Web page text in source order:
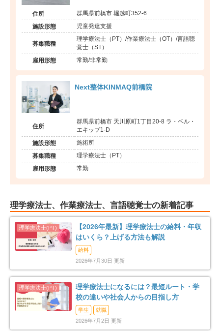
住所 群馬県前橋市 堀越町352-6
施設形態 児童発達支援
募集職種
理学療法士（PT）/作業療法士（OT）/言語聴
覚士（ST）
雇用形態 常勤/非常勤
Next整体KINMAQ前橋院
住所
群馬県前橋市 天川原町1丁目20-8 ラ・ベル・
エキップ1-D
施設形態 施術所
募集職種 理学療法士（PT）
雇用形態 常勤
理学療法士、作業療法士、言語聴覚士の新着記事
【2026年最新】理学療法士の給料・年収
はいくら？上げる方法も解説
給料
2026年7月30日 更新
理学療法士になるには？最短ルート・学
校の違いや社会人からの目指し方
学生
就職
2026年7月2日 更新